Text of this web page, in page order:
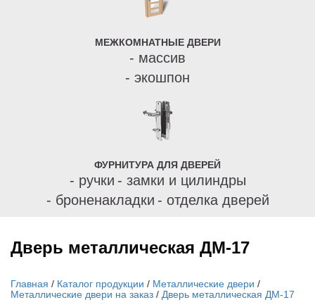
МЕЖКОМНАТНЫЕ ДВЕРИ
- массив
- экошпон
ФУРНИТУРА ДЛЯ ДВЕРЕЙ
- ручки - замки и цилиндры
- броненакладки - отделка дверей
Дверь металлическая ДМ-17
Главная / Каталог продукции / Металлические двери /
Металлические двери на заказ / Дверь металлическая ДМ-17